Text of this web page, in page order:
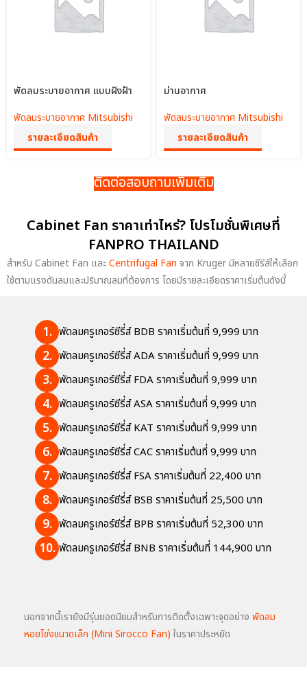
พัดลมระบายอากาศ แบบฝังฝ้า
พัดลมระบายอากาศ Mitsubishi
รายละเอียดสินค้า
ม่านอากาศ
พัดลมระบายอากาศ Mitsubishi
รายละเอียดสินค้า
ติดต่อสอบถามเพิ่มเติม
Cabinet Fan ราคาเท่าไหร่? โปรโมชั่นพิเศษที่
FANPRO THAILAND
สำหรับ Cabinet Fan และCentrifugal Fan จาก Kruger มีหลายซีรีส์ให้เลือก
ใช้ตามแรงดันลมและปริมาณลมที่ต้องการ โดยมีรายละเอียดราคาเริ่มต้นดังนี้
พัดลมครูเกอร์ซีรี่ส์ BDB ราคาเริ่มต้นที่ 9,999 บาท
พัดลมครูเกอร์ซีรี่ส์ ADA ราคาเริ่มต้นที่ 9,999 บาท
พัดลมครูเกอร์ซีรี่ส์ FDA ราคาเริ่มต้นที่ 9,999 บาท
พัดลมครูเกอร์ซีรี่ส์ ASA ราคาเริ่มต้นที่ 9,999 บาท
พัดลมครูเกอร์ซีรี่ส์ KAT ราคาเริ่มต้นที่ 9,999 บาท
พัดลมครูเกอร์ซีรี่ส์ CAC ราคาเริ่มต้นที่ 9,999 บาท
พัดลมครูเกอร์ซีรี่ส์ FSA ราคาเริ่มต้นที่ 22,400 บาท
พัดลมครูเกอร์ซีรี่ส์ BSB ราคาเริ่มต้นที่ 25,500 บาท
พัดลมครูเกอร์ซีรี่ส์ BPB ราคาเริ่มต้นที่ 52,300 บาท
พัดลมครูเกอร์ซีรี่ส์ BNB ราคาเริ่มต้นที่ 144,900 บาท
นอกจากนี้เรายังมีรุ่นยอดนิยมสำหรับการติดตั้งเฉพาะจุดอย่าง พัดลม
หอยโข่งขนาดเล็ก (Mini Sirocco Fan) ในราคาประหยัด